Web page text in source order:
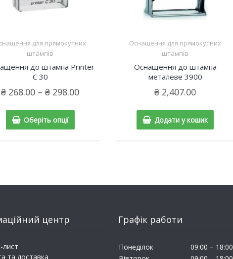
для прямокутних
штампів
до штампа Printer
C 30
₴ 268.00 –₴ 298.00
Оберіть опції
Оснащення для прямокутних
штампів
Оснащення до штампа
металеве 3900
₴ 2,407.00
Додати у кошик
центр
лист
та доставка
Графік работи
Понеділок
09:00 – 18:00